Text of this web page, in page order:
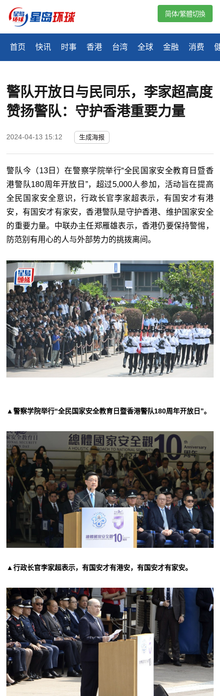
首页 快讯 时事 香港 台湾 全球 金融 消费
简体/繁體切換
警队开放日与民同乐，李家超高度
赞扬警队：守护香港重要力量
2024-04-13 15:12 生成海报
警队今（13日）在警察学院举行“全民国家安全教育日暨香
港警队180周年开放日”，超过5,000人参加，活动旨在提高
全民国家安全意识，行政长官李家超表示，有国安才有港
安，有国安才有家安，香港警队是守护香港、维护国家安全
的重要力量。中联办主任郑雁雄表示，香港仍要保持警惕，
防范别有用心的人与外部势力的挑拨离间。
▲警察学院举行“全民国家安全教育日暨香港警队180周年开放日”。
▲行政长官李家超表示，有国安才有港安，有国安才有家安。